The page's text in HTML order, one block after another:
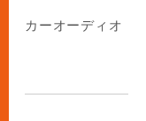
カーオーディオ